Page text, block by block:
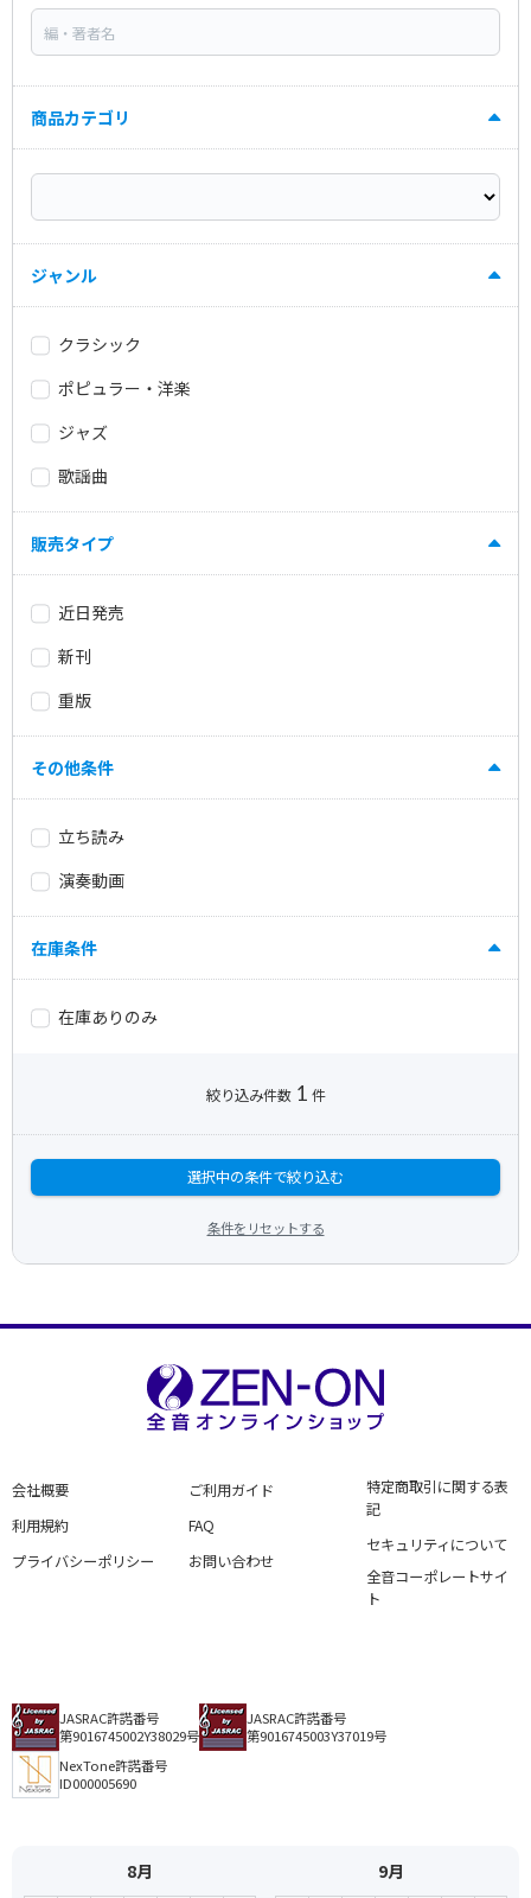
商品カテゴリ
ジャンル
クラシック
ポピュラー・洋楽
ジャズ
歌謡曲
販売タイプ
近日発売
新刊
重版
その他条件
立ち読み
演奏動画
在庫条件
在庫ありのみ
絞り込み件数 1 件
選択中の条件で絞り込む
条件をリセットする
会社概要
利用規約
プライバシーポリシー
ご利用ガイド
FAQ
お問い合わせ
特定商取引に関する表
記
セキュリティについて
全音コーポレートサイ
ト
JASRAC許諾番号
第9016745002Y38029号
JASRAC許諾番号
第9016745003Y37019号
NexTone許諾番号
ID000005690
8月 9月